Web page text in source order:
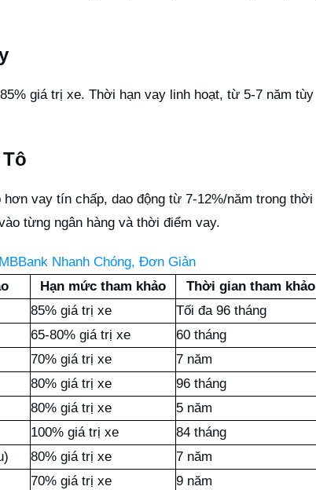
giá trị xe. Thời hạn vay linh hoạt, từ 5-7 năm tùy
vay tín chấp, dao động từ 7-12%/năm trong thời
từng ngân hàng và thời điểm vay.
Nhanh Chóng, Đơn Giản
Hạn mức tham khảo
Thời gian tham khảo
85% giá trị xe
Tối đa 96 tháng
65-80% giá trị xe
60 tháng
70% giá trị xe
7 năm
80% giá trị xe
96 tháng
80% giá trị xe
5 năm
100% giá trị xe
84 tháng
80% giá trị xe
7 năm
70% giá trị xe
9 năm